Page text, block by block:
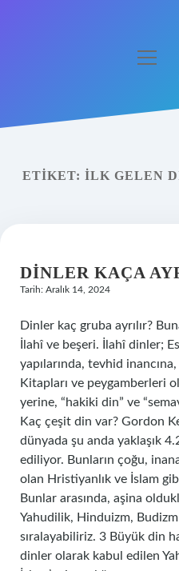
Yasal Uyarı
menüyü
ETIKET: İLK GELEN
DINLER KAÇA
Tarih: Aralık 14, 2024
Dinler kaç gruba ayrılır?
İlahî ve beşeri. İlahî dinler;
yapılarında, tevhid inancına,
Kitapları ve peygamberleri
yerine, “hakiki din” ve
Kaç çeşit din var? Gordon
dünyada şu anda yaklaşık
ediliyor. Bunların çoğu,
olan Hristiyanlık ve İslam
Bunlar arasında, aşina
Yahudilik, Hinduizm,
sıralayabiliriz. 3 Büyük din
dinler olarak kabul edilen